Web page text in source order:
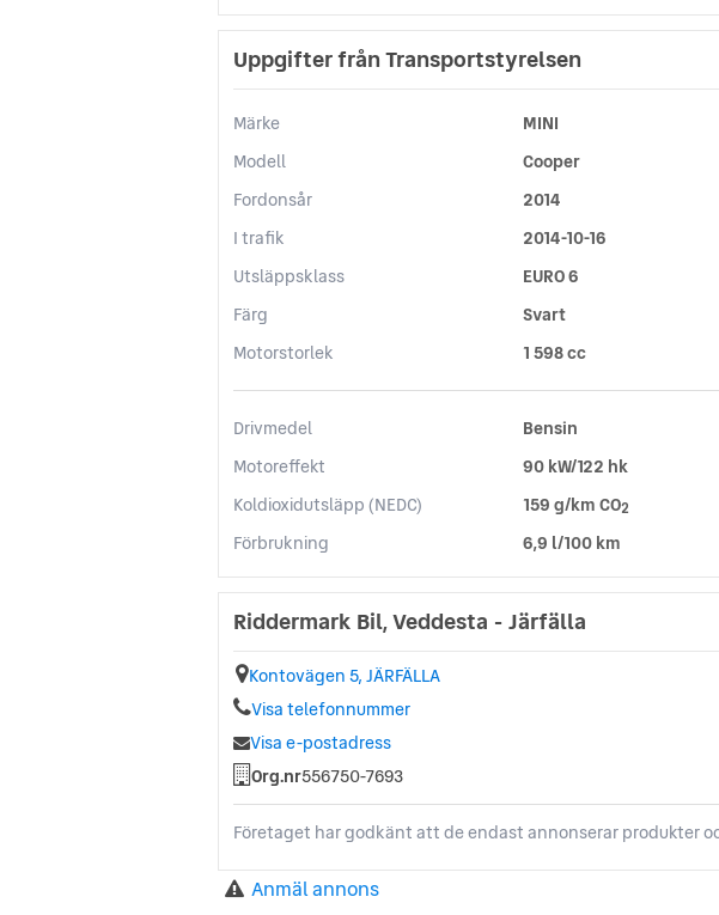
Uppgifter från Transportstyrelsen
Märke
MINI
Modell
Cooper
Fordonsår
2014
I trafik
2014-10-16
Utsläppsklass
EURO 6
Färg
Svart
Motorstorlek
1 598 cc
Drivmedel
Bensin
Motoreffekt
90 kW/122 hk
Koldioxidutsläpp (NEDC)
159 g/km CO2
Förbrukning 6,9 l/100 km
Riddermark Bil, Veddesta - Järfälla
Kontovägen 5, JÄRFÄLLA
Visa telefonnummer
Visa e-postadress
Org.nr556750-7693
Företaget har godkänt att de endast annonserar produkter
Anmäl annons